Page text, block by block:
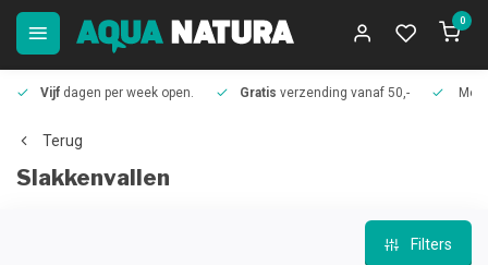
0
Vijf dagen per week open. Gratis verzending vanaf 50,-
Terug
Slakkenvallen
Filters